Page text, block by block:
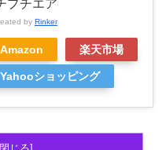
プチエア
by Rinker
Amazon 楽天市場
Yahooショッピング